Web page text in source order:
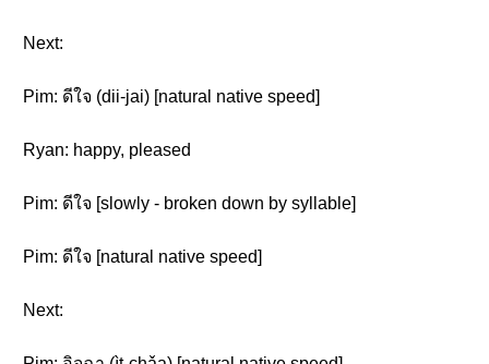
Next:
Pim: ดีใจ (dii-jai) [natural native speed]
Ryan: happy, pleased
Pim: ดีใจ [slowly - broken down by syllable]
Pim: ดีใจ [natural native speed]
Next: